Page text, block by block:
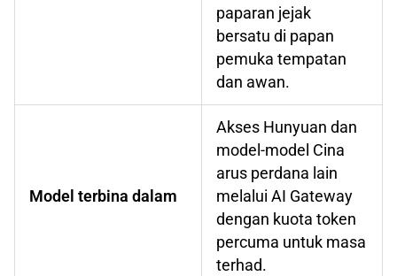
paparan jejak
bersatu di papan
pemuka tempatan
dan awan.
Model terbina dalam
Akses Hunyuan dan
model-model Cina
arus perdana lain
melalui AI Gateway
dengan kuota token
percuma untuk masa
terhad.